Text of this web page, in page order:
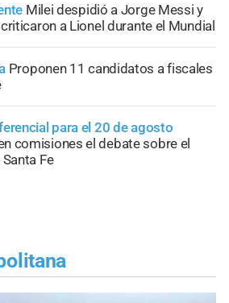
Milei despidió a Jorge Messi y
a Lionel durante el Mundial
Proponen 11 candidatos a fiscales
para el 20 de agosto
comisiones el debate sobre el
Fe